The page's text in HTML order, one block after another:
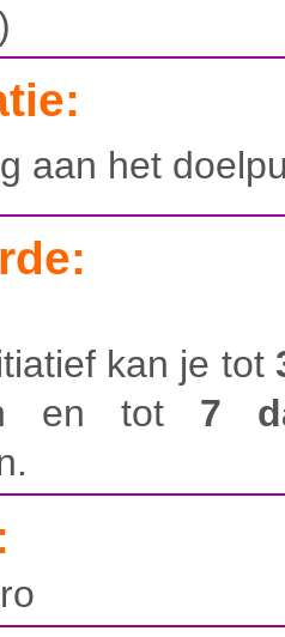
aan het
kan je tot
en tot 7